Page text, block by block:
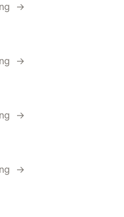
→
→
→
→